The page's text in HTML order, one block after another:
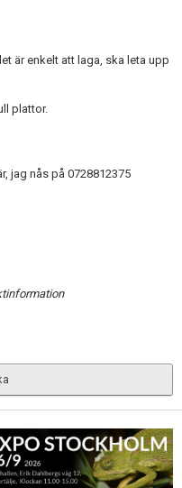
är enkelt att laga, ska leta upp
plattor.
jag nås på 0728812375